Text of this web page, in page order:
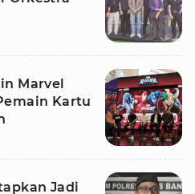
Marvel
Kartu
Jadi